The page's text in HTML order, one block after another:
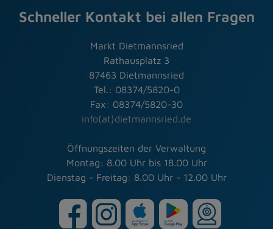
Schneller Kontakt bei allen Fragen
Markt Dietmannsried
Rathausplatz 3
87463 Dietmannsried
Tel.: 08374/5820-0
Fax: 08374/5820-30
info(at)dietmannsried.de
Öffnungszeiten der Verwaltung
Montag: 8.00 Uhr bis 18.00 Uhr
Dienstag - Freitag: 8.00 Uhr - 12.00 Uhr